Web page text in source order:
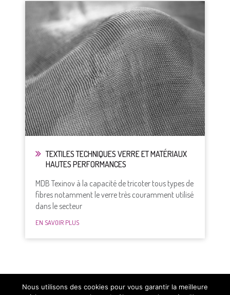
TEXTILES TECHNIQUES VERRE ET MATÉRIAUX
HAUTES PERFORMANCES
MDB Texinov à la capacité de tricoter tous types de
fibres notamment le verre très couramment utilisé
dans le secteur
EN SAVOIR PLUS
Nous utilisons des cookies pour vous garantir la meilleure